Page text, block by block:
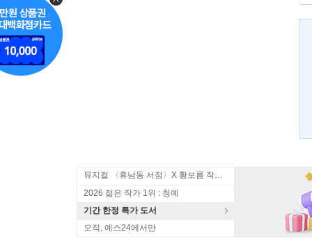
뮤지컬 〈휴남동 서점〉X 황보름 작가 북토크
2026 젊은 작가 1위 : 청예
기간 한정 특가 도서
오직, 예스24에서만